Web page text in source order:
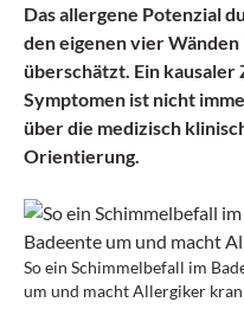
Das allergene Potenzial
den eigenen vier
überschätzt. Ein kausaler
Symptomen ist nicht
über die medizisch
Orientierung.
So ein Schimmelbefall im
um und macht Allergiker